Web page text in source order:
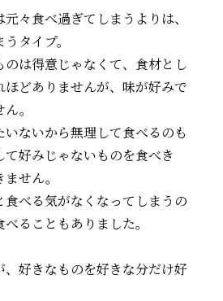
々食べ過ぎてしまうよりは、
タイプ。
は得意じゃなくて、食材とし
どありませんが、味が好みで
。
ないから無理して食べるのも
好みじゃないものを食べき
せん。
べる気がなくなってしまうの
ることもありました。
好きなものを好きな分だけ好